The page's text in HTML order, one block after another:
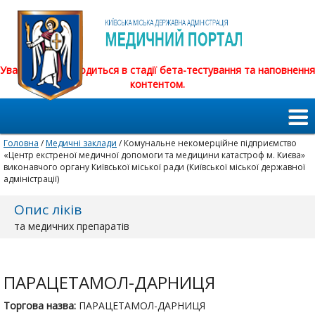
Увага! Сайт знаходиться в стадії бета-тестування та наповнення
контентом.
Головна /Медичні заклади / Комунальне некомерційне підприємство
«Центр екстреної медичної допомоги та медицини катастроф м. Києва»
виконавчого органу Київської міської ради (Київської міської державної
адміністрації)
Опис ліків
та медичних препаратів
ПАРАЦЕТАМОЛ-ДАРНИЦЯ
Торгова назва: ПАРАЦЕТАМОЛ-ДАРНИЦЯ